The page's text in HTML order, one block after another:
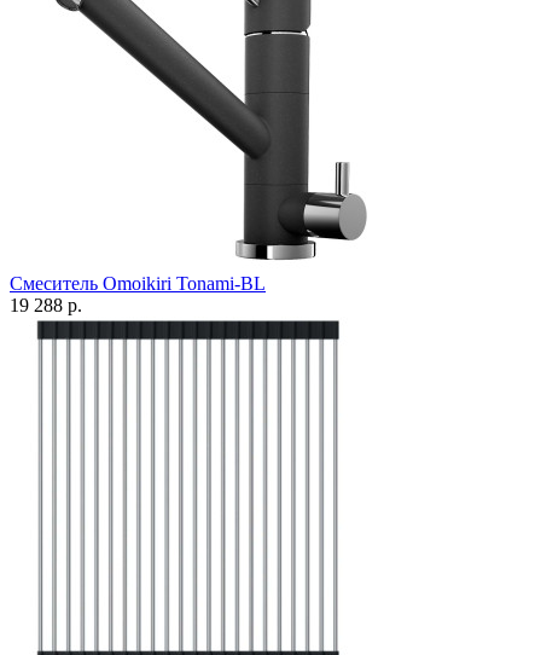
Смеситель Omoikiri Tonami-BL
19 288 р.